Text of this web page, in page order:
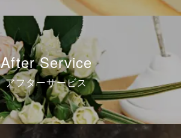
After Service
アフターサービス